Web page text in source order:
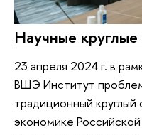
Научные
23 апреля 2024 г. в
ВШЭ Институт
традиционный круглый
экономике